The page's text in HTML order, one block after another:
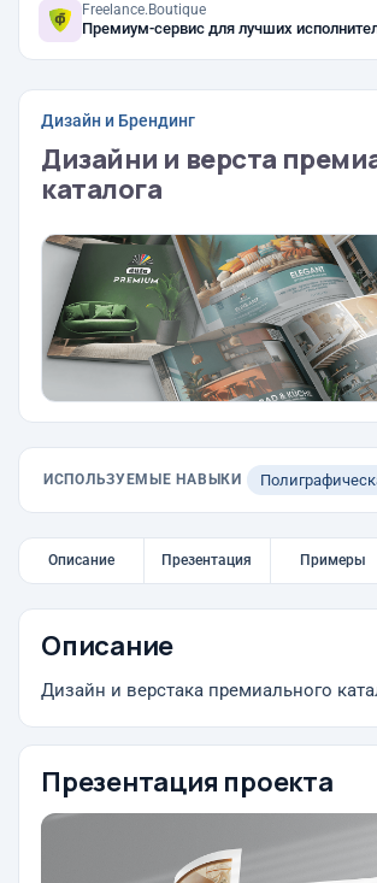
Freelance.Boutique
Премиум-сервис для лучших
Дизайн и Брендинг
Дизайни и верста
каталога
ИСПОЛЬЗУЕМЫЕ НАВЫКИ
Описание Презентация Примеры
Описание
Дизайн и верстака премиального
Презентация проекта